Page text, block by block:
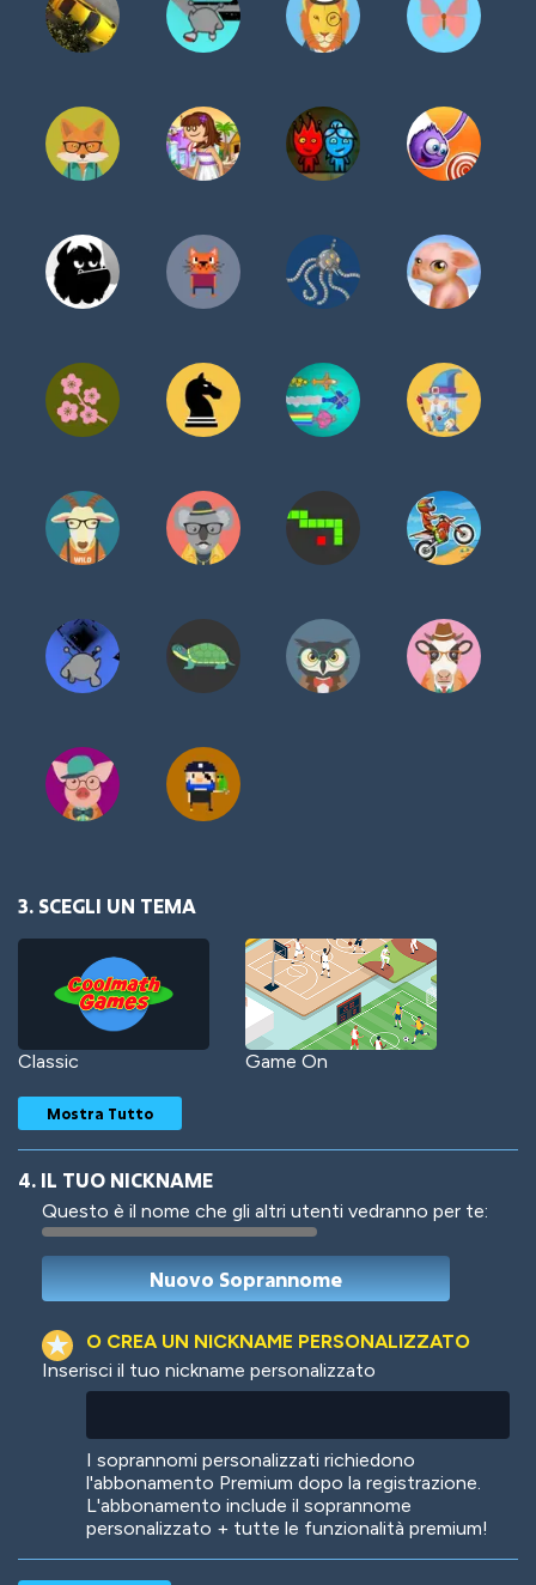
3. SCEGLI UN TEMA
Classic Game On
Woof Jungle Cats
Mostra Tutto
4. IL TUO NICKNAME
Questo è il nome che gli altri utenti vedranno per te:
O CREA UN NICKNAME PERSONALIZZATO
Inserisci il tuo nickname personalizzato
I soprannomi personalizzati richiedono
l'abbonamento Premium dopo la registrazione.
L'abbonamento include il soprannome
personalizzato + tutte le funzionalità premium!